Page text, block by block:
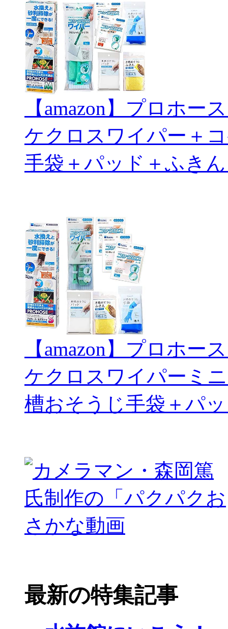
【amazon】プロホ
ケクロスワイパー＋
手袋＋パッド＋ふき
【amazon】プロホー
ケクロスワイパーミ
槽おそうじ手袋＋パ
最新の特集記事